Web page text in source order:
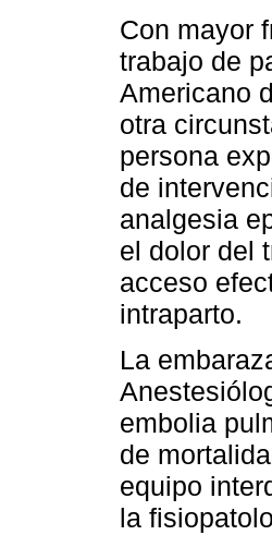
Con mayor
trabajo de
Americano
otra
persona
de
analgesia
el dolor del
acceso
intraparto.
La
embolia
de
equipo
la